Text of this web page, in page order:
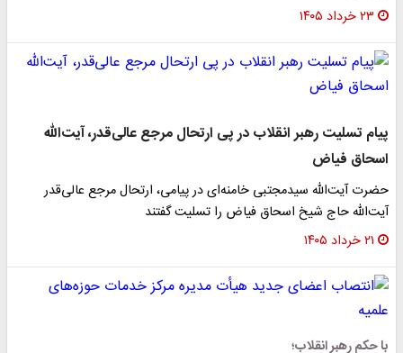
۲۳ خرداد ۱۴۰۵
پیام تسلیت رهبر انقلاب در پی ارتحال مرجع عالی‌قدر، آیت‌الله
اسحاق فیاض
حضرت آیت‌الله سیدمجتبی خامنه‌ای در پیامی، ارتحال مرجع عالی‌قدر
آیت‌الله حاج شیخ اسحاق فیاض را تسلیت گفتند
۲۱ خرداد ۱۴۰۵
با حکم رهبر انقلاب؛